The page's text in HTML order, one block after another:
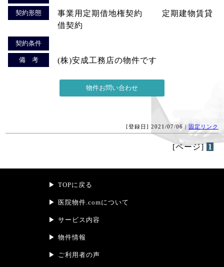
契約形態
事業用定期借地権契約 定期建物賃貸
借契約
契約条件
備 考 (株)安成工務店の物件です
[登録日] 2021/07/06 | 固定リンク
[ページ] 1
TOPに戻る
医院物件.comについて
サービス内容
物件情報
ご利用者の声